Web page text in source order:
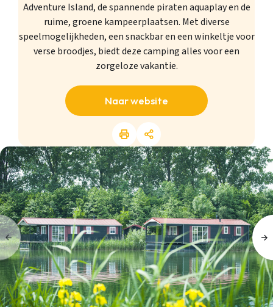
Adventure Island, de spannende piraten aquaplay en de
ruime, groene kampeerplaatsen. Met diverse
speelmogelijkheden, een snackbar en een winkeltje voor
verse broodjes, biedt deze camping alles voor een
zorgeloze vakantie.
Naar website